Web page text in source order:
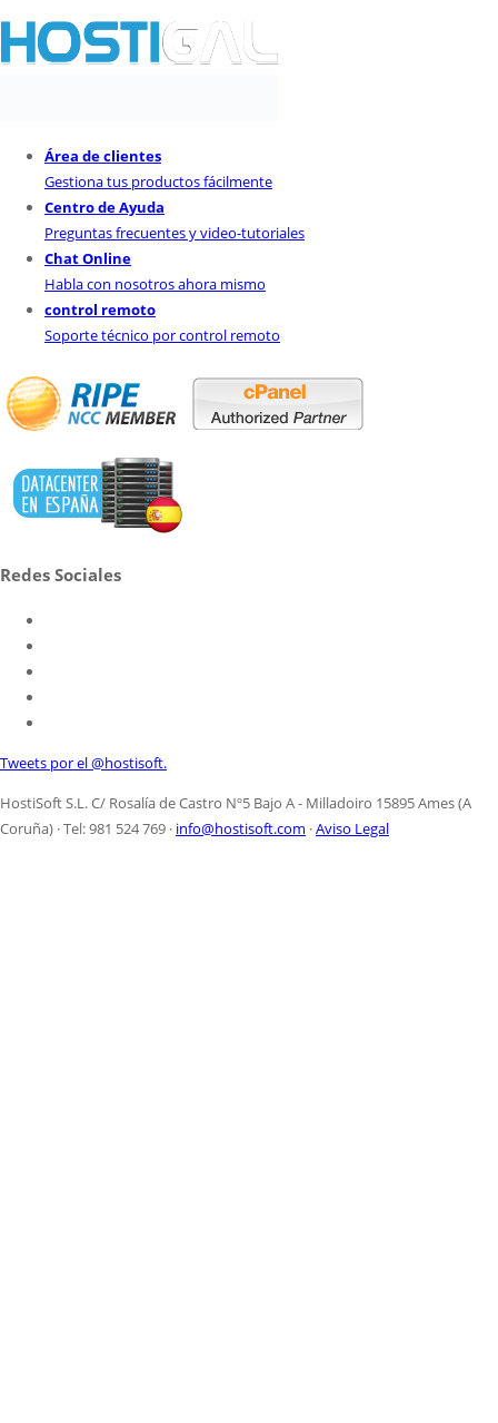
Área de clientes
Gestiona tus productos fácilmente
Centro de Ayuda
Preguntas frecuentes y video-tutoriales
Chat Online
Habla con nosotros ahora mismo
control remoto
Soporte técnico por control remoto
Redes Sociales
Tweets por el @hostisoft.
HostiSoft S.L. C/ Rosalía de Castro Nº5 Bajo A - Milladoiro 15895 Ames (A
Coruña) · Tel: 981 524 769 · info@hostisoft.com ·Aviso Legal